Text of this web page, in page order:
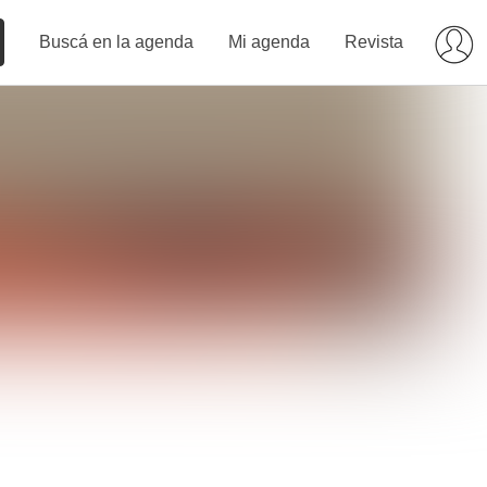
Buscá en la agenda Mi agenda Revista